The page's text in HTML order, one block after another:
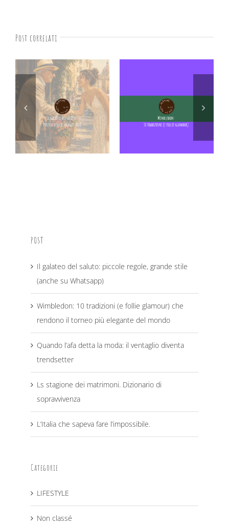
Post correlati
POST
Il galateo del saluto: piccole regole, grande stile
(anche su Whatsapp)
Wimbledon: 10 tradizioni (e follie glamour) che
rendono il torneo più elegante del mondo
Quando l’afa detta la moda: il ventaglio diventa
trendsetter
Ls stagione dei matrimoni. Dizionario di
sopravvivenza
L’Italia che sapeva fare l’impossibile.
Categorie
LIFESTYLE
Non classé